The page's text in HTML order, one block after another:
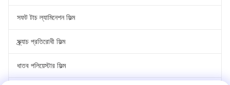
সফট টাচ ল্যামিনেশন ফিল্ম
স্ক্র্যাচ প্রতিরোধী ফিল্ম
ধাতব পলিয়েস্টার ফিল্ম